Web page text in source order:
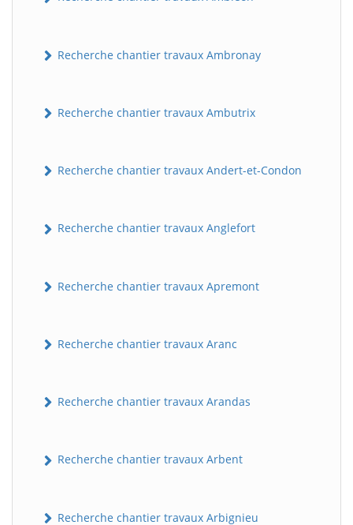
Recherche chantier travaux Ambronay
Recherche chantier travaux Ambutrix
Recherche chantier travaux Andert-et-Condon
Recherche chantier travaux Anglefort
Recherche chantier travaux Apremont
Recherche chantier travaux Aranc
Recherche chantier travaux Arandas
Recherche chantier travaux Arbent
Recherche chantier travaux Arbignieu